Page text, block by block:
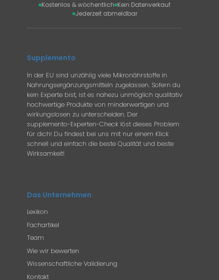
Kostenlos & wöchentlich Kein Datenverkauf
Jederzeit abmeldbar
Supplemento
In der EU sind unzählig viele Mikronährstoffe in
Nahrungsergänzungsmitteln zugelassen. Sofern du
kein Experte bist, ist es nahezu unmöglich qualitativ
hochwertige Produkte von minderwertigen und
wirkungslosen zu unterscheiden. Der
supplemento-Experten-Check löst dieses Problem
für dich! Du findest bei uns mit nur einem Klick
schnell und einfach die beste Qualität und beste
Wirksamkeit!
Das Unternehmen
Lexikon
Fachartikel
Team
Wie wir bewerten
Wissenschaftliche Validierung
Kontakt